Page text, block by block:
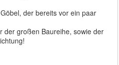
der bereits vor ein paar
der großen Baureihe, sowie der